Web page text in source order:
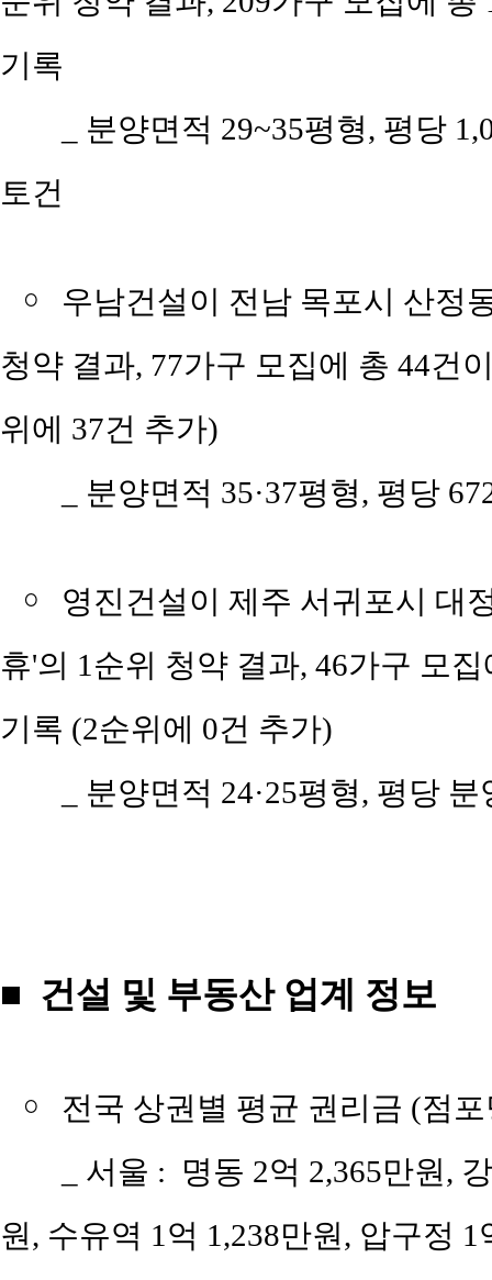
기록
_ 분양면적 29~35평형, 평당
토건
￮
우남건설이 전남 목포시 산정
청약 결과, 77가구 모집에 총 44건
위에 37건 추가)
_ 분양면적 35·37평형, 평당
￮
영진건설이 제주 서귀포시 대
휴'의 1순위 청약 결과, 46가구 모
기록 (2순위에 0건 추가)
_ 분양면적 24·25평형, 평당
■ 건설 및 부동산 업계 정보
￮
전국 상권별 평균 권리금 (점
_ 서울 : 명동 2억 2,365만원,
원, 수유역 1억 1,238만원, 압구정